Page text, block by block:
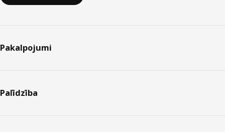
Pakalpojumi
Palīdzība